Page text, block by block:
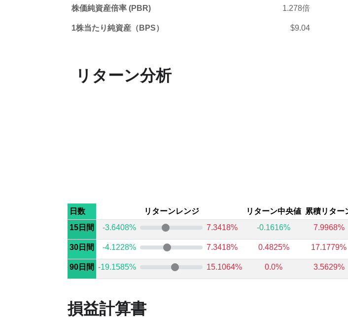
株価純資産倍率 (PBR) 1.278倍
1株当たり純資産（BPS） $9.04
リターン分析
日数 リターンレンジ リターン中央値 累積リター
15日間
-3.6408% 7.3418% -0.1616% 7.9968%
30日間 -4.1228% 7.3418% 0.4825% 17.1779%
90日間 -19.1585% 15.1064% 0.0% 3.5629%
損益計算書